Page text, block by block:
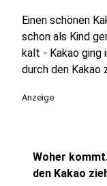
Einen schönen
schon als Kind
kalt - Kakao ging
durch den Kakao
Anzeige
Woher
den Kakao